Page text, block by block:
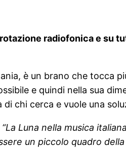
radiofonica e su
è un brano che tocca
e quindi nella sua
chi cerca e vuole una
“La Luna nella musica
un piccolo quadro